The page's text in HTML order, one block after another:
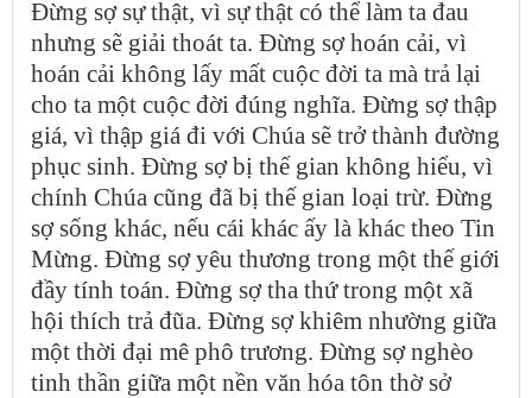
Đừng sợ sự thật, vì sự thật có thể làm ta đau
nhưng sẽ giải thoát ta. Đừng sợ hoán cải, vì
hoán cải không lấy mất cuộc đời ta mà trả lại
cho ta một cuộc đời đúng nghĩa. Đừng sợ thập
giá, vì thập giá đi với Chúa sẽ trở thành đường
phục sinh. Đừng sợ bị thế gian không hiểu, vì
chính Chúa cũng đã bị thế gian loại trừ. Đừng
sợ sống khác, nếu cái khác ấy là khác theo Tin
Mừng. Đừng sợ yêu thương trong một thế giới
đầy tính toán. Đừng sợ tha thứ trong một xã
hội thích trả đũa. Đừng sợ khiêm nhường giữa
một thời đại mê phô trương. Đừng sợ nghèo
tinh thần giữa một nền văn hóa tôn thờ sở